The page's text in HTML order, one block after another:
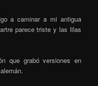
a caminar a mi antigua
parece triste y las lilas
que grabó versiones en